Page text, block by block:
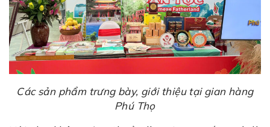
Các sản phẩm trưng bày, giới thiệu tại gian hàng
Phú Thọ